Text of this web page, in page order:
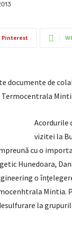
Pinterest
documente de
Acordurile
vizitei la
cu o
Hunedoara,
o
la